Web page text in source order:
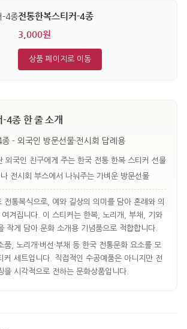
전통한복스티커-4종
3,000원
상품 페이지로 이동
4종 한 줄 소개
- 외국인 방문선물·전시회 답례용
외국인 친구에게 주는 한국 전통 한복 스티커 선물
전시회 부스에서 나눠주는 가벼운 방문선물
전통복식으로, 예와 길상의 의미를 담아 혼례와 의
겨집니다. 이 스티커는 한복, 노리개, 부채, 기와
작게 담아 문화 소개용 기념품으로 적합합니다.
품, 노리개·버선·부채 등 한국 전통문화 요소를 모
커 세트입니다. 직접적인 수공예품은 아니지만 전
을 시각적으로 전하는 문화상품입니다.